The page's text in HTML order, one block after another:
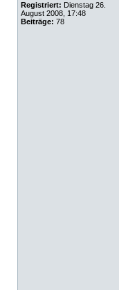
Registriert: Dienstag 26.
August 2008, 17:48
Beiträge: 78